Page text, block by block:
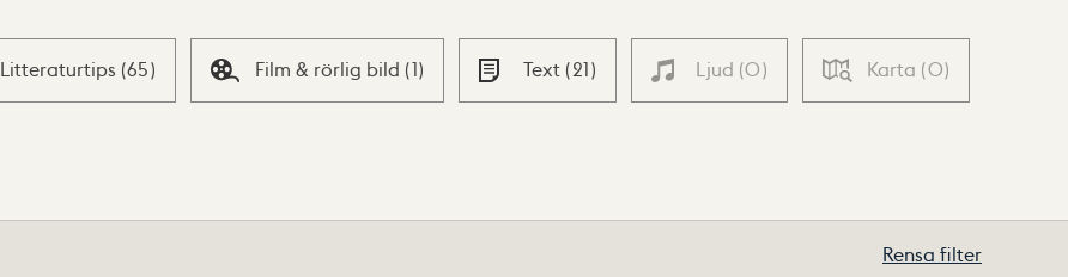
Litteraturtips (65) Film & rörlig bild (1) Text (21) Ljud (0) Karta (0)
Rensa filter